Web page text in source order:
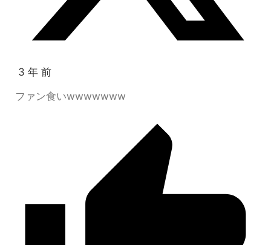
3 年 前
ファン食いwwwwwww